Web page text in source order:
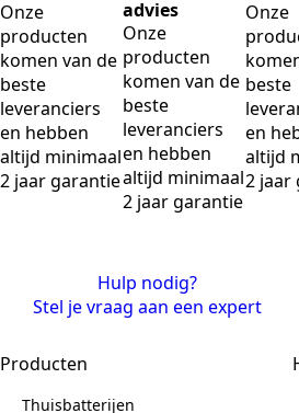
Onze
producten
komen van de
beste
leveranciers
en hebben
altijd minimaal
2 jaar garantie
advies
Onze
producten
komen van de
beste
leveranciers
en hebben
altijd minimaal
2 jaar garantie
Onze
beste
en
altijd
2 jaar
Hulp nodig?
Stel je vraag aan een expert
Producten
Thuisbatterijen